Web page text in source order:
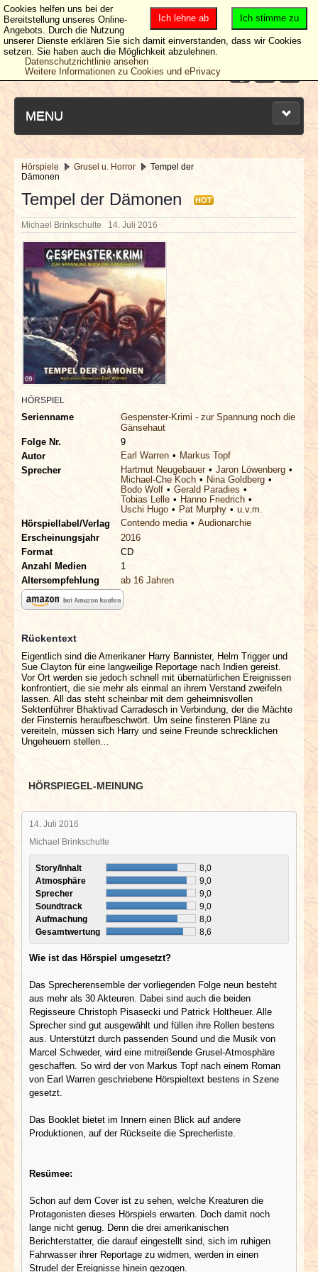
MENU
NEUESTE ARTIKEL
NEWS & DATES
BERICHTE
VERLOSUNGEN
INTERVIEWS
SPECIALS
REDAKTION
LINKS
ARCHIV
Hörspiele Grusel u. Horror
Tempel der
Dämonen
Tempel der Dämonen HOT
Michael Brinkschulte 14. Juli 2016
HÖRSPIEL
Serienname
Gespenster-Krimi - zur Spannung noch die
Gänsehaut
Folge Nr.
9
Autor
Earl Warren
Markus Topf
Sprecher
Hartmut Neugebauer
Jaron Löwenberg
Michael-Che Koch
Nina Goldberg
Bodo Wolf
Gerald Paradies
Tobias Lelle
Hanno Friedrich
Uschi Hugo
Pat Murphy
u.v.m.
Hörspiellabel/Verlag
Contendo media
Audionarchie
Erscheinungsjahr
2016
Format
CD
Anzahl Medien
1
Altersempfehlung
ab 16 Jahren
Rückentext
Eigentlich sind die Amerikaner Harry Bannister, Helm Trigger und
Sue Clayton für eine langweilige Reportage nach Indien gereist.
Vor Ort werden sie jedoch schnell mit übernatürlichen Ereignissen
konfrontiert, die sie mehr als einmal an ihrem Verstand zweifeln
lassen. All das steht scheinbar mit dem geheimnisvollen
Sektenführer Bhaktivad Carradesch in Verbindung, der die Mächte
der Finsternis heraufbeschwört. Um seine finsteren Pläne zu
vereiteln, müssen sich Harry und seine Freunde schrecklichen
Ungeheuern stellen…
HÖRSPIEGEL-MEINUNG
14. Juli 2016
Michael Brinkschulte
Story/Inhalt
8,0
Atmosphäre
9,0
Sprecher
9,0
Soundtrack
9,0
Aufmachung
8,0
Gesamtwertung
8,6
Wie ist das Hörspiel umgesetzt?
Das Sprecherensemble der vorliegenden Folge neun besteht
aus mehr als 30 Akteuren. Dabei sind auch die beiden
Regisseure Christoph Pisasecki und Patrick Holtheuer. Alle
Sprecher sind gut ausgewählt und füllen ihre Rollen bestens
aus. Unterstützt durch passenden Sound und die Musik von
Marcel Schweder, wird eine mitreißende Grusel-Atmosphäre
geschaffen. So wird der von Markus Topf nach einem Roman
von Earl Warren geschriebene Hörspieltext bestens in Szene
gesetzt.
Das Booklet bietet im Innern einen Blick auf andere
Produktionen, auf der Rückseite die Sprecherliste.
Resümee:
Schon auf dem Cover ist zu sehen, welche Kreaturen die
Protagonisten dieses Hörspiels erwarten. Doch damit noch
lange nicht genug. Denn die drei amerikanischen
Berichterstatter, die darauf eingestellt sind, sich im ruhigen
Fahrwasser ihrer Reportage zu widmen, werden in einen
Strudel der Ereignisse hinein gezogen.
Ich stimme zu
Ich lehne ab
Cookies helfen uns bei der
Bereitstellung unseres Online-
Angebots. Durch die Nutzung
unserer Dienste erklären Sie sich damit einverstanden, dass wir Cookies
setzen. Sie haben auch die Möglichkeit abzulehnen.
Datenschutzrichtlinie ansehen
Weitere Informationen zu Cookies und ePrivacy